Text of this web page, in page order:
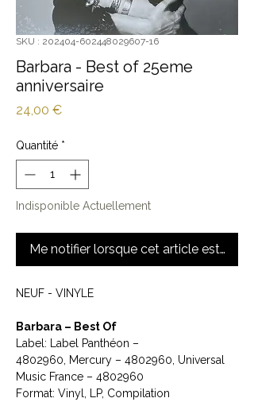
SKU : 202404-602448029607-16
Barbara - Best of 25eme
anniversaire
24,00 €Prix
Quantité *
Indisponible Actuellement
Me notifier lorsque cet article est
NEUF - VINYLE
Barbara ‎– Best Of
Label: Label Panthéon ‎–
4802960, Mercury ‎– 4802960, Universal
Music France ‎– 4802960
Format: Vinyl, LP, Compilation